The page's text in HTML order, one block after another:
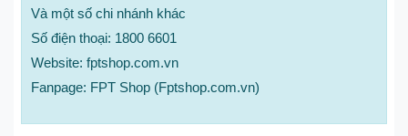
Và một số chi nhánh khác
Số điện thoại: 1800 6601
Website: fptshop.com.vn
Fanpage: FPT Shop (Fptshop.com.vn)